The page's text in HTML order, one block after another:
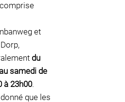
et
du
samedi de
à 23h00.
que les